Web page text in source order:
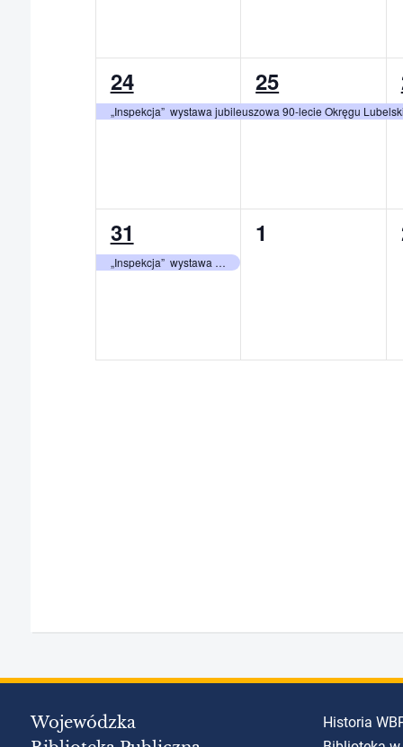
1
wydarzenie,
24
„Inspekcja” wystawa jubileuszowa 90-lecie Okręgu
1
wydarzenie,
25
1
wydarzenie,
31
„Inspekcja” wystawa jubileuszowa 90-lecie Okręgu Lubelskiego ZPAP
0
1
Wojewódzka
Historia